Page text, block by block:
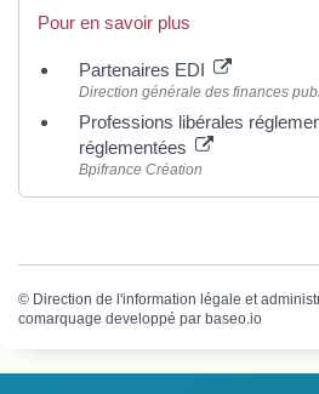
Pour en savoir plus
Partenaires EDI
Direction générale des finances
Professions libérales
réglementées
Bpifrance Création
© Direction de l'information légale et
comarquage developpé par baseo.io